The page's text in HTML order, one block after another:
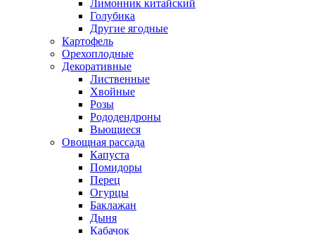
Лимонник китайский
Голубика
Другие ягодные
Картофель
Орехоплодные
Декоративные
Лиственные
Хвойные
Розы
Рододендроны
Вьющиеся
Овощная рассада
Капуста
Помидоры
Перец
Огурцы
Баклажан
Дыня
Кабачок